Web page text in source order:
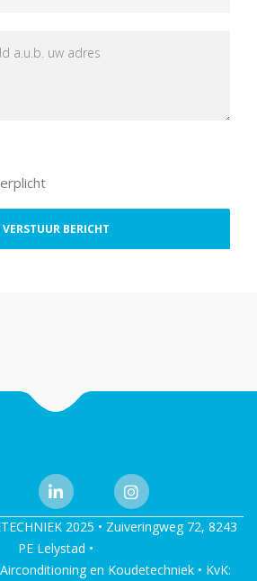
2025 • Zuiveringweg 72, 8243
PE Lelystad •
en Koudetechniek • KvK: